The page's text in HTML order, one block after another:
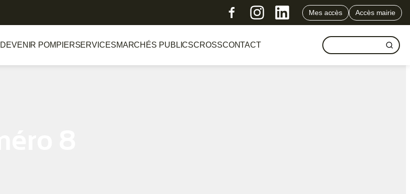
Mes accès Accès mairie
DEVENIR POMPIERSERVICESMARCHÉS PUBLICSCROSSCONTACT